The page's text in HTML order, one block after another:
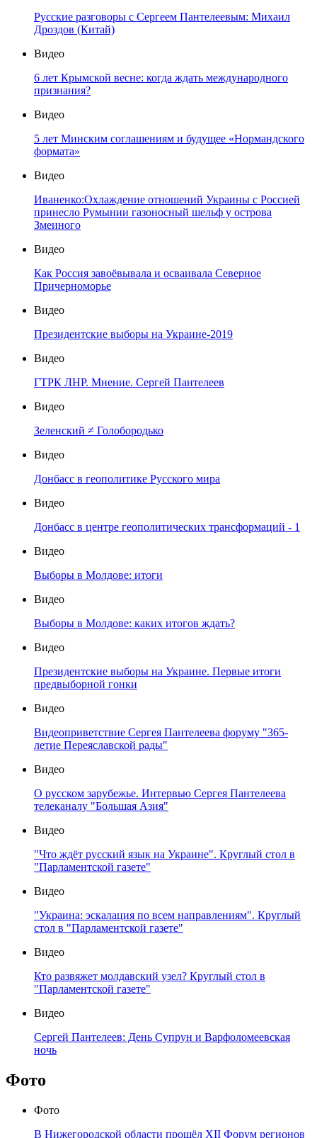
Русские разговоры с Сергеем Пантелеевым: Михаил
Дроздов (Китай)
Видео
6 лет Крымской весне: когда ждать международного
признания?
Видео
5 лет Минским соглашениям и будущее «Нормандского
формата»
Видео
Иваненко:Охлаждение отношений Украины с Россией
принесло Румынии газоносный шельф у острова
Змеиного
Видео
Как Россия завоёвывала и осваивала Северное
Причерноморье
Видео
Президентские выборы на Украине-2019
Видео
ГТРК ЛНР. Мнение. Сергей Пантелеев
Видео
Зеленский ≠ Голобородько
Видео
Донбасс в геополитике Русского мира
Видео
Донбасс в центре геополитических трансформаций - 1
Видео
Выборы в Молдове: итоги
Видео
Выборы в Молдове: каких итогов ждать?
Видео
Президентские выборы на Украине. Первые итоги
предвыборной гонки
Видео
Видеоприветствие Сергея Пантелеева форуму "365-
летие Переяславской рады"
Видео
О русском зарубежье. Интервью Сергея Пантелеева
телеканалу "Большая Азия"
Видео
"Что ждёт русский язык на Украине". Круглый стол в
"Парламентской газете"
Видео
"Украина: эскалация по всем направлениям". Круглый
стол в "Парламентской газете"
Видео
Кто развяжет молдавский узел? Круглый стол в
"Парламентской газете"
Видео
Сергей Пантелеев: День Супрун и Варфоломеевская
ночь
Фото
Фото
В Нижегородской области прошёл XII Форум регионов